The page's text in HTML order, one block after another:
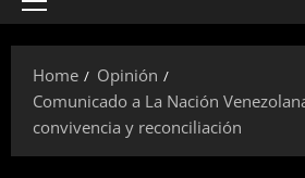
Primary
Home
Opinión
Comunicado a La Nación
convivencia y reconciliación